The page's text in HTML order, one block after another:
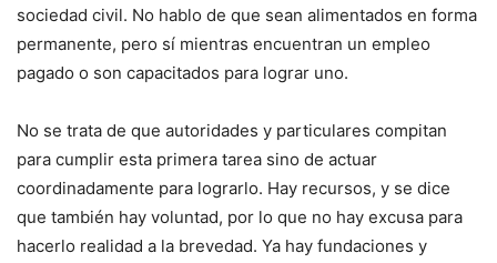
sociedad civil. No hablo de que sean alimentados en forma
permanente, pero sí mientras encuentran un empleo
pagado o son capacitados para lograr uno.
No se trata de que autoridades y particulares compitan
para cumplir esta primera tarea sino de actuar
coordinadamente para lograrlo. Hay recursos, y se dice
que también hay voluntad, por lo que no hay excusa para
hacerlo realidad a la brevedad. Ya hay fundaciones y